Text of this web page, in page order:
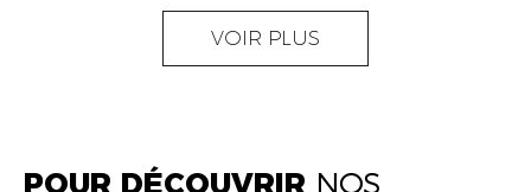
GHITA SFINY
ACCOUNTANT
OUMAIMA HABIBA
VOIR PLUS
POUR DÉCOUVRIR NOS